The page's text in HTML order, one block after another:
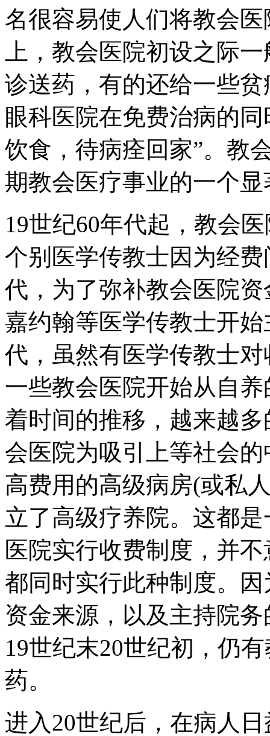
名很容易使人们将教会
上，教会医院初设之际
诊送药，有的还给一些
眼科医院在免费治病的
饮食，待病痊回家”。教
期教会医疗事业的一个
19世纪60年代起，教会
个别医学传教士因为经
代，为了弥补教会医院
嘉约翰等医学传教士开
代，虽然有医学传教士
一些教会医院开始从自
着时间的推移，越来越
会医院为吸引上等社会
高费用的高级病房(或私
立了高级疗养院。这都
医院实行收费制度，并
都同时实行此种制度。
资金来源，以及主持院
19世纪末20世纪初，仍
药。
进入20世纪后，在病人